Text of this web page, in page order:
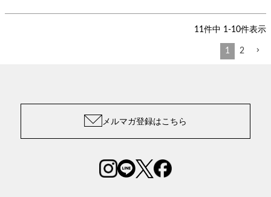
11 件中 1 -10件表示
1 2
メルマガ登録はこちら